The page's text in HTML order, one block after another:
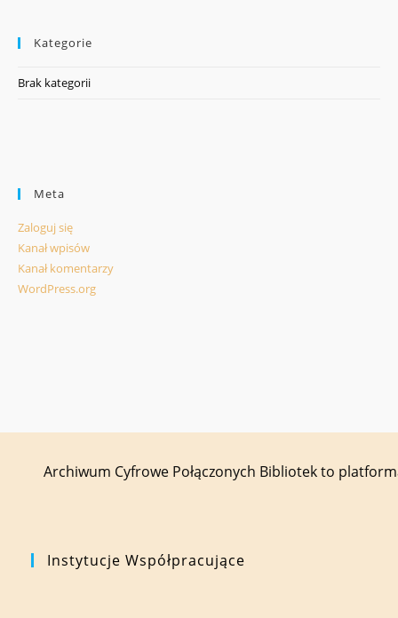
Kategorie
Brak kategorii
Meta
Zaloguj się
Kanał wpisów
Kanał komentarzy
WordPress.org
Archiwum Cyfrowe Połączonych Bibliotek to
Instytucje Współpracujące